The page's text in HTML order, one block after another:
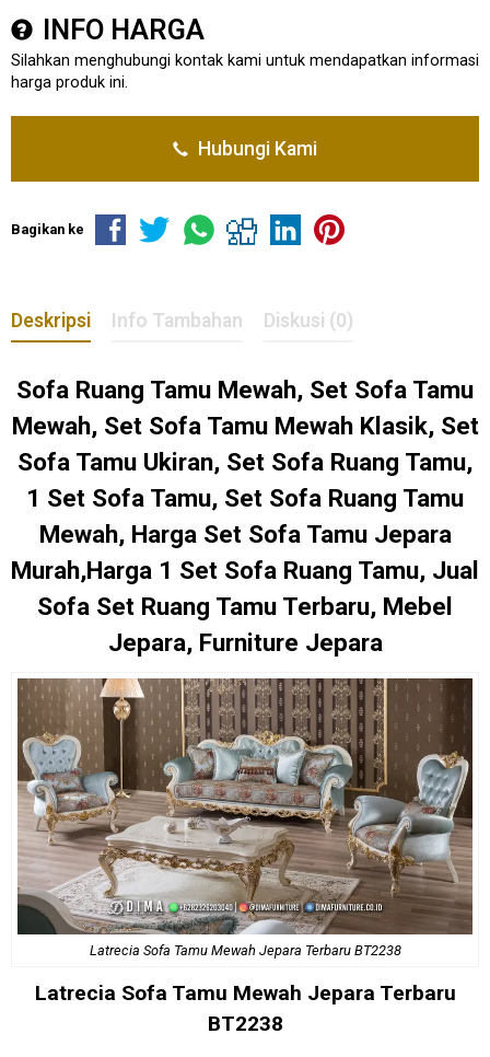
INFO HARGA
Silahkan menghubungi kontak kami untuk mendapatkan informasi
harga produk ini.
Hubungi Kami
Bagikan ke
Deskripsi Info Tambahan Diskusi (0)
Sofa Ruang Tamu Mewah, Set Sofa Tamu
Mewah, Set Sofa Tamu Mewah Klasik, Set
Sofa Tamu Ukiran, Set Sofa Ruang Tamu,
1 Set Sofa Tamu, Set Sofa Ruang Tamu
Mewah, Harga Set Sofa Tamu Jepara
Murah,Harga 1 Set Sofa Ruang Tamu, Jual
Sofa Set Ruang Tamu Terbaru, Mebel
Jepara, Furniture Jepara
Latrecia Sofa Tamu Mewah Jepara Terbaru BT2238
Latrecia Sofa Tamu Mewah Jepara Terbaru
BT2238